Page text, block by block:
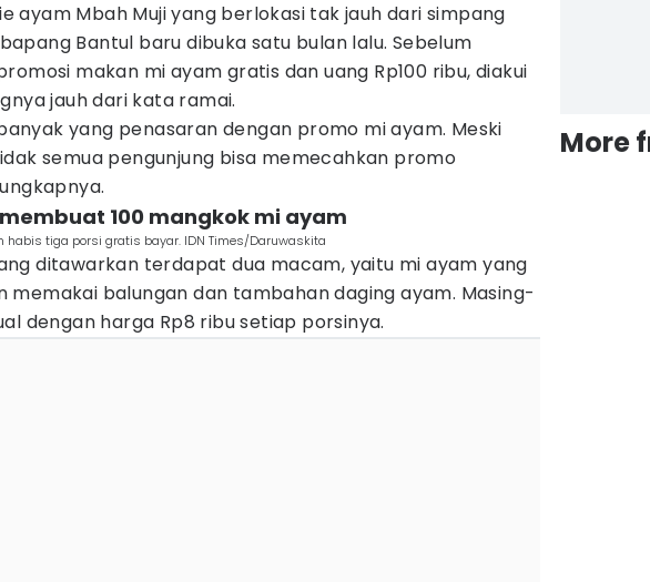
ayam Mbah Muji yang berlokasi tak jauh dari simpang
Bantul baru dibuka satu bulan lalu. Sebelum
makan mi ayam gratis dan uang Rp100 ribu, diakui
jauh dari kata ramai.
yang penasaran dengan promo mi ayam. Meski
semua pengunjung bisa memecahkan promo
100 mangkok mi ayam
habis tiga porsi gratis bayar. IDN Times/Daruwaskita
ditawarkan terdapat dua macam, yaitu mi ayam yang
memakai balungan dan tambahan daging ayam. Masing-
dengan harga Rp8 ribu setiap porsinya.
More